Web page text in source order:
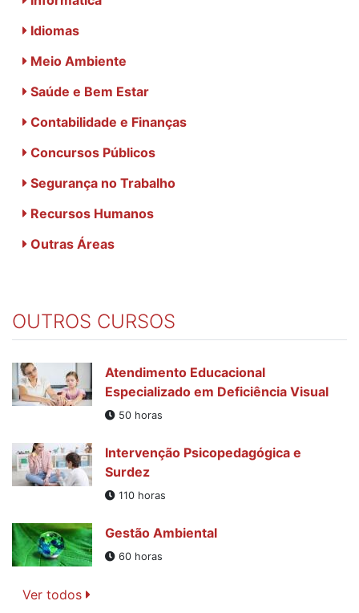
Idiomas
Meio Ambiente
Saúde e Bem Estar
Contabilidade e Finanças
Concursos Públicos
Segurança no Trabalho
Recursos Humanos
Outras Áreas
OUTROS CURSOS
Atendimento Educacional
Especializado em Deficiência Visual
50 horas
Intervenção Psicopedagógica e
Surdez
110 horas
Gestão Ambiental
60 horas
Ver todos